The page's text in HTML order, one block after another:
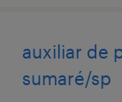
auxiliar de
sumaré/sp